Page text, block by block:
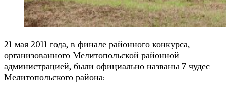
21 мая 2011 года, в финале районного конкурса,
организованного Мелитопольской районной
администрацией, были официально названы 7 чудес
Мелитопольского района: